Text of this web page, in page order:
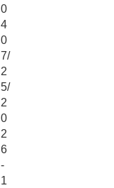
0
4
0
7/
2
5/
2
0
2
6
-
1